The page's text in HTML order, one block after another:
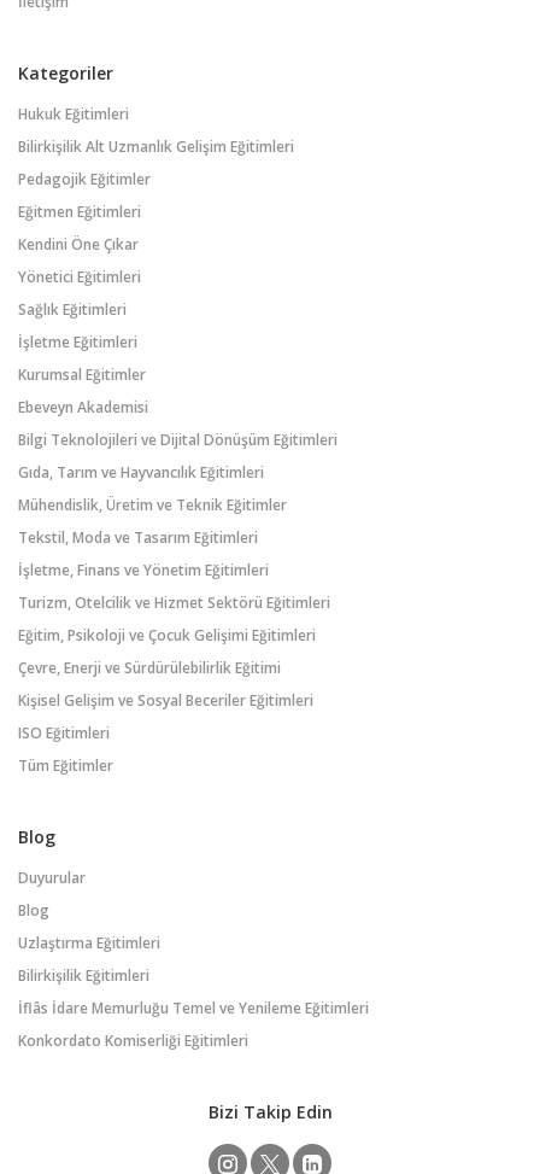
Kategoriler
Hukuk Eğitimleri
Bilirkişilik Alt Uzmanlık Gelişim Eğitimleri
Pedagojik Eğitimler
Eğitmen Eğitimleri
Kendini Öne Çıkar
Yönetici Eğitimleri
Sağlık Eğitimleri
İşletme Eğitimleri
Kurumsal Eğitimler
Ebeveyn Akademisi
Bilgi Teknolojileri ve Dijital Dönüşüm Eğitimleri
Gıda, Tarım ve Hayvancılık Eğitimleri
Mühendislik, Üretim ve Teknik Eğitimler
Tekstil, Moda ve Tasarım Eğitimleri
İşletme, Finans ve Yönetim Eğitimleri
Turizm, Otelcilik ve Hizmet Sektörü Eğitimleri
Eğitim, Psikoloji ve Çocuk Gelişimi Eğitimleri
Çevre, Enerji ve Sürdürülebilirlik Eğitimi
Kişisel Gelişim ve Sosyal Beceriler Eğitimleri
ISO Eğitimleri
Tüm Eğitimler
Blog
Duyurular
Blog
Uzlaştırma Eğitimleri
Bilirkişilik Eğitimleri
İflâs İdare Memurluğu Temel ve Yenileme Eğitimleri
Konkordato Komiserliği Eğitimleri
Bizi Takip Edin